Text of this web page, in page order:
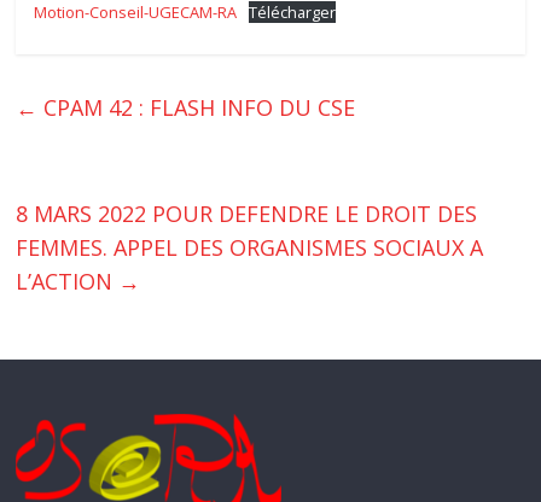
Motion-Conseil-UGECAM-RA Télécharger
← CPAM 42 : FLASH INFO DU CSE
8 MARS 2022 POUR DEFENDRE LE DROIT DES
FEMMES. APPEL DES ORGANISMES SOCIAUX A
L’ACTION →